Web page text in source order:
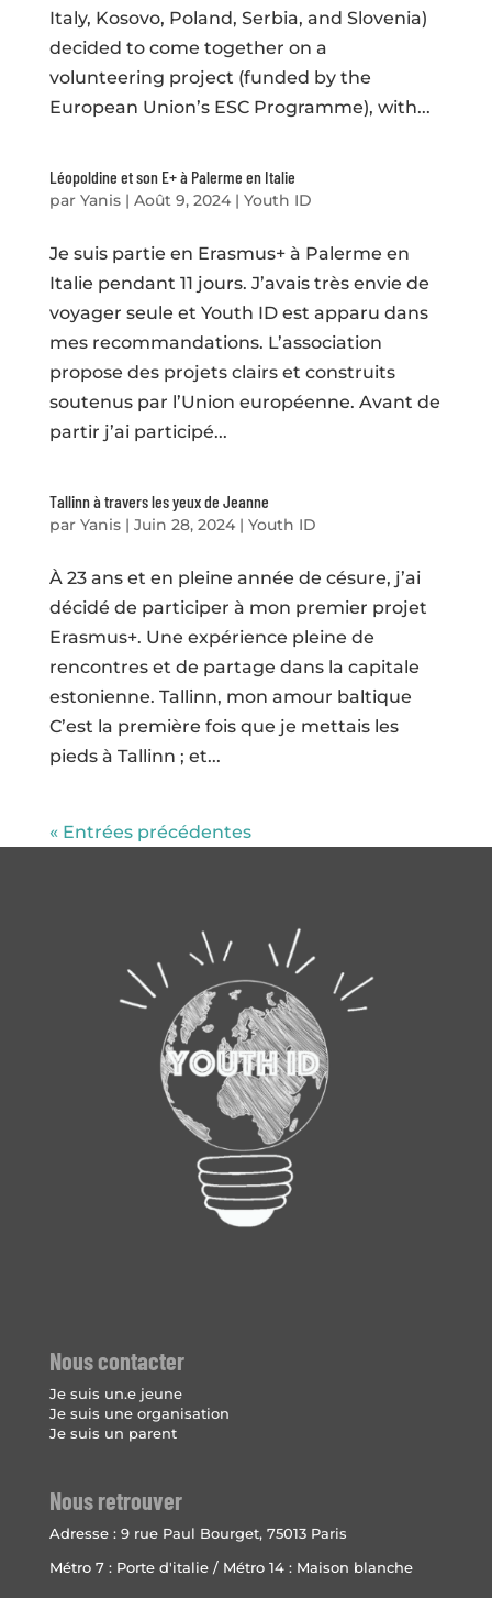
Italy, Kosovo, Poland, Serbia, and Slovenia)
decided to come together on a
volunteering project (funded by the
European Union’s ESC Programme), with...
Léopoldine et son E+ à Palerme en Italie
par Yanis| Août 9, 2024| Youth ID
Je suis partie en Erasmus+ à Palerme en
Italie pendant 11 jours. J’avais très envie de
voyager seule et Youth ID est apparu dans
mes recommandations. L’association
propose des projets clairs et construits
soutenus par l’Union européenne. Avant de
partir j’ai participé...
Tallinn à travers les yeux de Jeanne
par Yanis| Juin 28, 2024| Youth ID
À 23 ans et en pleine année de césure, j’ai
décidé de participer à mon premier projet
Erasmus+. Une expérience pleine de
rencontres et de partage dans la capitale
estonienne. Tallinn, mon amour baltique
C’est la première fois que je mettais les
pieds à Tallinn ; et...
« Entrées précédentes
Nous contacter
Je suis un.e jeune
Je suis une organisation
Je suis un parent
Nous retrouver
Adresse : 9 rue Paul Bourget, 75013 Paris
Métro 7 : Porte d'italie / Métro 14 : Maison blanche